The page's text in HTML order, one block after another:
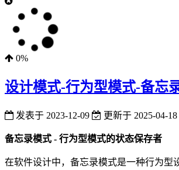
0%
设计模式-行为型模式-备忘
发表于 2023-12-09 更新于 2025-04-18
备忘录模式 - 行为型模式的状态保存者
在软件设计中，备忘录模式是一种行为型